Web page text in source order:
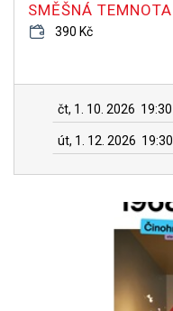
SMĚŠNÁ TEMNOTA
390 Kč
čt, 1. 10. 2026 19:30
út, 1. 12. 2026 19:30